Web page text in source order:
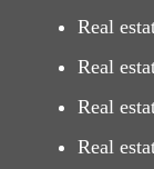
Real
Real
Real
Real